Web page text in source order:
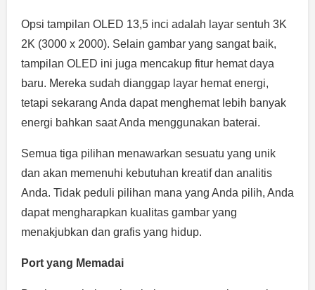
Opsi tampilan OLED 13,5 inci adalah layar sentuh 3K
2K (3000 x 2000). Selain gambar yang sangat baik,
tampilan OLED ini juga mencakup fitur hemat daya
baru. Mereka sudah dianggap layar hemat energi,
tetapi sekarang Anda dapat menghemat lebih banyak
energi bahkan saat Anda menggunakan baterai.
Semua tiga pilihan menawarkan sesuatu yang unik
dan akan memenuhi kebutuhan kreatif dan analitis
Anda. Tidak peduli pilihan mana yang Anda pilih, Anda
dapat mengharapkan kualitas gambar yang
menakjubkan dan grafis yang hidup.
Port yang Memadai